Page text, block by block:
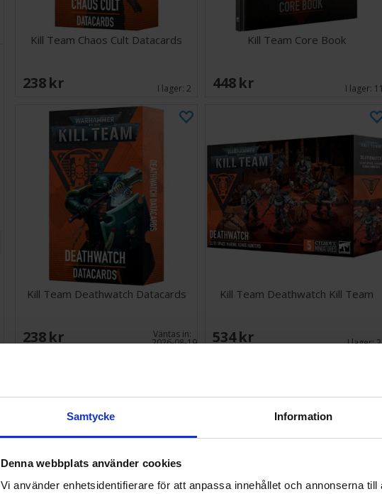
Samtycke Information
Denna webbplats använder cookies
Vi använder enhetsidentifierare för att anpassa innehållet och annonserna
Kill Team Chaos Cult Datacards
238 SEK I lager: 2
Kill Team Core Book
448 SEK I lager: 11
Kill Team Deathwatch Datacards
238 SEK Väntas in:
2026-08-19
Kill Team Deathwatch Kill Team
534 SEK I lager:2